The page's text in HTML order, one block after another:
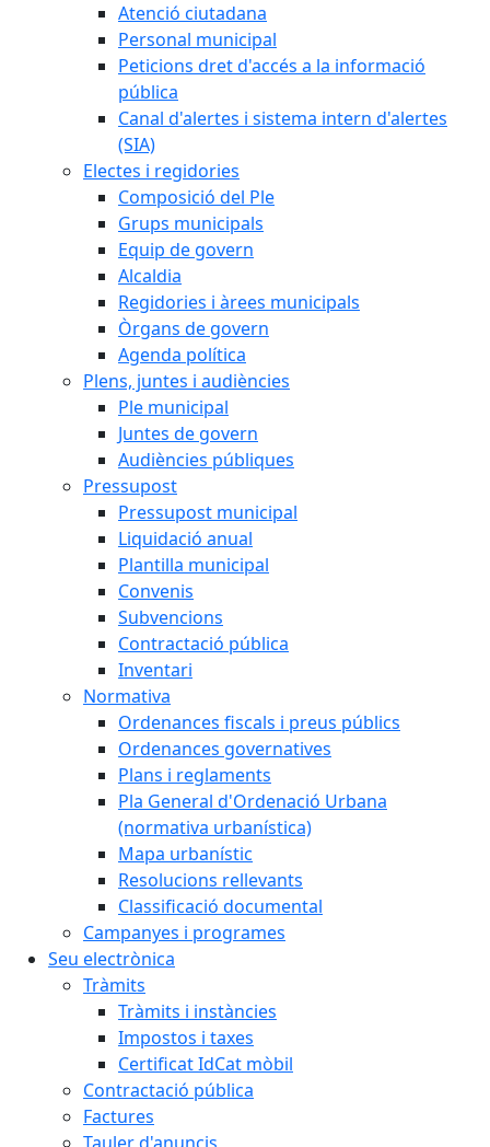
Atenció ciutadana
Personal municipal
Peticions dret d'accés a la informació
pública
Canal d'alertes i sistema intern d'alertes
(SIA)
Electes i regidories
Composició del Ple
Grups municipals
Equip de govern
Alcaldia
Regidories i àrees municipals
Òrgans de govern
Agenda política
Plens, juntes i audiències
Ple municipal
Juntes de govern
Audiències públiques
Pressupost
Pressupost municipal
Liquidació anual
Plantilla municipal
Convenis
Subvencions
Contractació pública
Inventari
Normativa
Ordenances fiscals i preus públics
Ordenances governatives
Plans i reglaments
Pla General d'Ordenació Urbana
(normativa urbanística)
Mapa urbanístic
Resolucions rellevants
Classificació documental
Campanyes i programes
Seu electrònica
Tràmits
Tràmits i instàncies
Impostos i taxes
Certificat IdCat mòbil
Contractació pública
Factures